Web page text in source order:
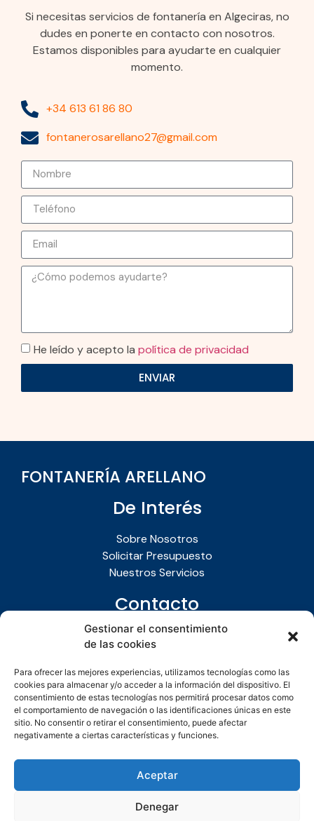
Gestionar el consentimiento
de las cookies
Para ofrecer las mejores experiencias, utilizamos tecnologías como las
cookies para almacenar y/o acceder a la información del dispositivo. El
consentimiento de estas tecnologías nos permitirá procesar datos como
el comportamiento de navegación o las identificaciones únicas en este
sitio. No consentir o retirar el consentimiento, puede afectar
negativamente a ciertas características y funciones.
Aceptar
Denegar
Si necesitas servicios de fontanería en Algeciras, no
dudes en ponerte en contacto con nosotros.
Estamos disponibles para ayudarte en cualquier
momento.
+34 613 61 86 80
fontanerosarellano27@gmail.com
He leído y acepto la política de privacidad
ENVIAR
FONTANERÍA ARELLANO
De Interés
Sobre Nosotros
Solicitar Presupuesto
Nuestros Servicios
Contacto
+34 613 61 86 80
fontanerosarellano27@gmail.com
Legal
Aviso Legal
Política de Privacidad
Política de Accesibilidad